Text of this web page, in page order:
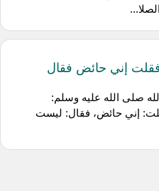
إني حائض فقال
صلى الله عليه وسلم:
إني حائض، فقال: ليست